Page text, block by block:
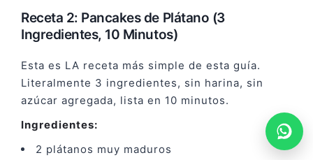
Receta 2: Pancakes de Plátano (3
Ingredientes, 10 Minutos)
Esta es LA receta más simple de esta guía.
Literalmente 3 ingredientes, sin harina, sin
azúcar agregada, lista en 10 minutos.
Ingredientes:
2 plátanos muy maduros